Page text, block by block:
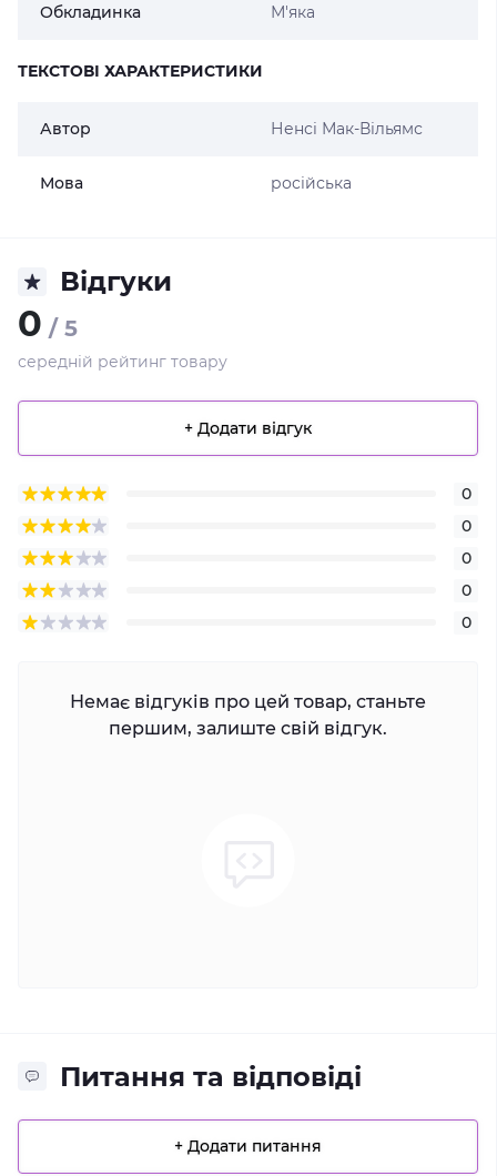
Обкладинка М'яка
ТЕКСТОВІ ХАРАКТЕРИСТИКИ
Автор Ненсі Мак-Вільямс
Мова російська
Відгуки
0 / 5
середній рейтинг товару
+ Додати відгук
0
0
0
0
0
Немає відгуків про цей товар, станьте
першим, залиште свій відгук.
Питання та відповіді
+ Додати питання